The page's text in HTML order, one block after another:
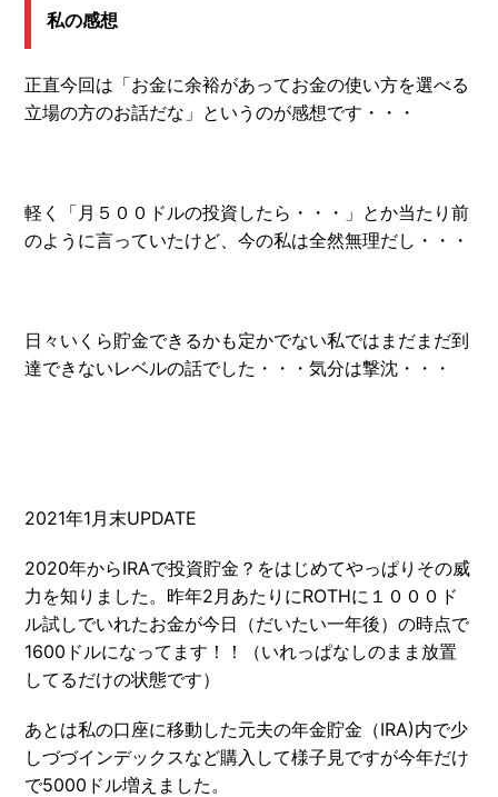
私の感想
正直今回は「お金に余裕があってお金の使い方を選べる
立場の方のお話だな」というのが感想です・・・
軽く「月５００ドルの投資したら・・・」とか当たり前
のように言っていたけど、今の私は全然無理だし・・・
日々いくら貯金できるかも定かでない私ではまだまだ到
達できないレベルの話でした・・・気分は撃沈・・・
2021年1月末UPDATE
2020年からIRAで投資貯金？をはじめてやっぱりその威
力を知りました。昨年2月あたりにROTHに１０００ド
ル試しでいれたお金が今日（だいたい一年後）の時点で
1600ドルになってます！！（いれっぱなしのまま放置
してるだけの状態です）
あとは私の口座に移動した元夫の年金貯金（IRA)内で少
しづづインデックスなど購入して様子見ですが今年だけ
で5000ドル増えました。